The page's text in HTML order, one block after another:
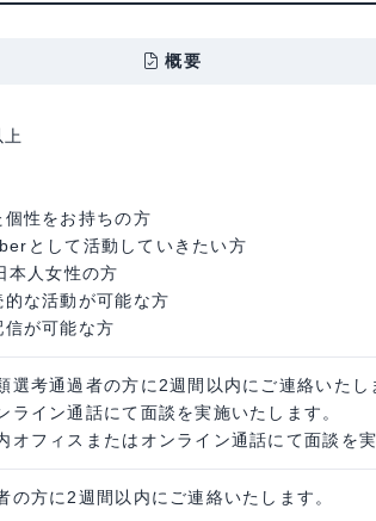
概要
性をお持ちの方
として活動していきたい方
本人女性の方
な活動が可能な方
が可能な方
選考通過者の方に2週間以内にご連絡いたし
ライン通話にて面談を実施いたします。
オフィスまたはオンライン通話にて面談を実
の方に2週間以内にご連絡いたします。